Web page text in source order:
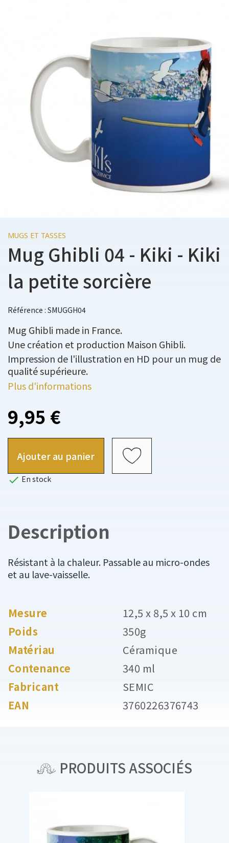
MUGS ET TASSES
Mug Ghibli 04 - Kiki - Kiki
la petite sorcière
Référence : SMUGGH04
Mug Ghibli made in France.
Une création et production Maison Ghibli.
Impression de l'illustration en HD pour un mug de
qualité supérieure.
Plus d'informations
9,95 €
Ajouter au panier
 En stock
Description
Résistant à la chaleur. Passable au micro-ondes
et au lave-vaisselle.
Mesure
12,5 x 8,5 x 10 cm
Poids
350g
Matériau
Céramique
Contenance
340 ml
Fabricant
SEMIC
EAN
3760226376743
PRODUITS ASSOCIÉS